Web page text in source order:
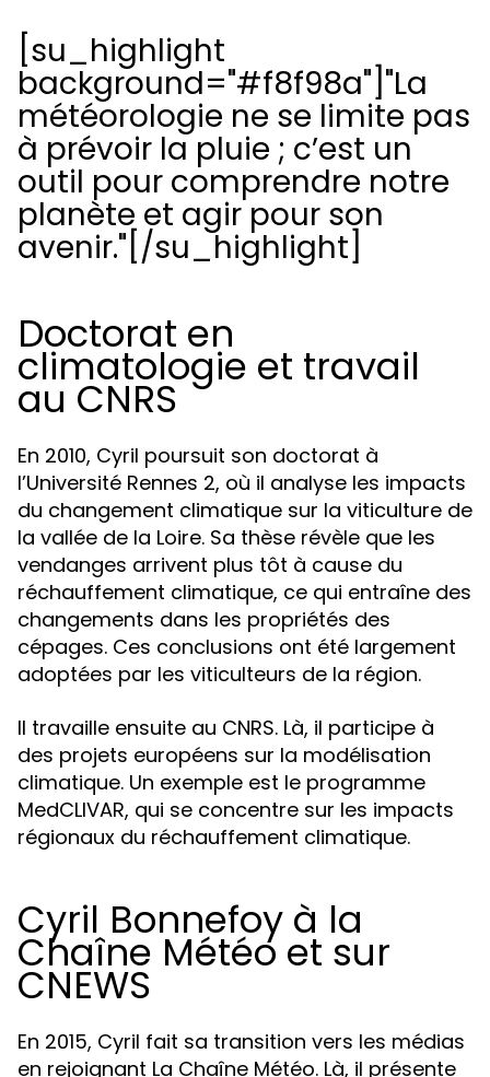
[su_highlight
background="#f8f98a"]"La
météorologie ne se limite pas
à prévoir la pluie ; c’est un
outil pour comprendre notre
planète et agir pour son
avenir."[/su_highlight]
Doctorat en
climatologie et travail
au CNRS
En 2010, Cyril poursuit son doctorat à
l’Université Rennes 2, où il analyse les impacts
du changement climatique sur la viticulture de
la vallée de la Loire. Sa thèse révèle que les
vendanges arrivent plus tôt à cause du
réchauffement climatique, ce qui entraîne des
changements dans les propriétés des
cépages. Ces conclusions ont été largement
adoptées par les viticulteurs de la région.
Il travaille ensuite au CNRS. Là, il participe à
des projets européens sur la modélisation
climatique. Un exemple est le programme
MedCLIVAR, qui se concentre sur les impacts
régionaux du réchauffement climatique.
Cyril Bonnefoy à la
Chaîne Météo et sur
CNEWS
En 2015, Cyril fait sa transition vers les médias
en rejoignant La Chaîne Météo. Là, il présente